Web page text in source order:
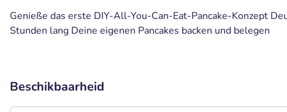
Genieße das erste DIY-All-You-Can-Eat-Pancake-Konzept
Stunden lang Deine eigenen Pancakes backen und belegen
Beschikbaarheid